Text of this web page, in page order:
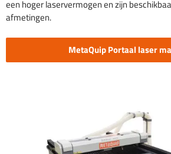
een hoger laservermogen en zijn
afmetingen.
MetaQuip Portaal laser